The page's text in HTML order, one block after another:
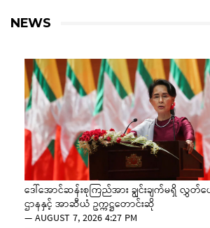
NEWS
ဒေါ်အောင်ဆန်းစုကြည်အား ချွင်းချက်မရှိ လွှတ်ပေး
ဌာနနှင့် အာဆီယံ ဥက္ကဋ္ဌတောင်းဆို
—AUGUST 7, 2026 4:27 PM